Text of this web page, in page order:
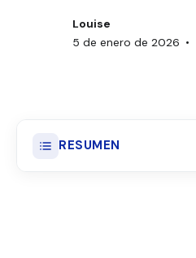
Louise
5 de enero de 2026 •
RESUMEN